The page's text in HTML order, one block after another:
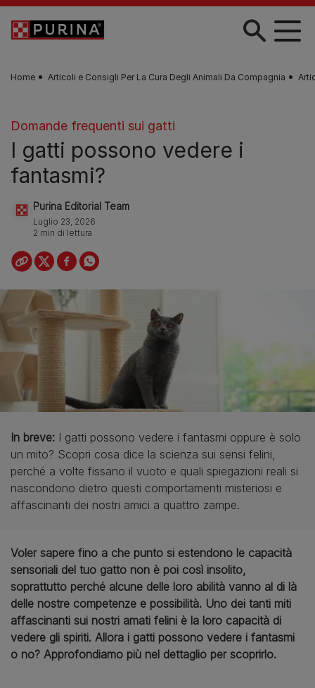
Skip to main content
Home Articoli e Consigli Per La Cura Degli Animali Da Compagnia
Domande frequenti sui gatti
I gatti possono vedere i
fantasmi?
Purina Editorial Team
Luglio 23, 2026
2 min di lettura
In breve: I gatti possono vedere i fantasmi oppure è solo
un mito? Scopri cosa dice la scienza sui sensi felini,
perché a volte fissano il vuoto e quali spiegazioni reali si
nascondono dietro questi comportamenti misteriosi e
affascinanti dei nostri amici a quattro zampe.
Voler sapere fino a che punto si estendono le capacità
sensoriali del tuo gatto non è poi così insolito,
soprattutto perché alcune delle loro abilità vanno al di là
delle nostre competenze e possibilità. Uno dei tanti miti
affascinanti sui nostri amati felini è la loro capacità di
vedere gli spiriti. Allora i gatti possono vedere i fantasmi
o no? Approfondiamo più nel dettaglio per scoprirlo.